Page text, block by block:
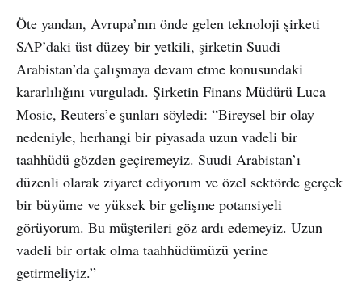
Öte yandan, Avrupa’nın önde gelen teknoloji şirketi
SAP’daki üst düzey bir yetkili, şirketin Suudi
Arabistan’da çalışmaya devam etme konusundaki
kararlılığını vurguladı. Şirketin Finans Müdürü Luca
Mosic, Reuters’e şunları söyledi: “Bireysel bir olay
nedeniyle, herhangi bir piyasada uzun vadeli bir
taahhüdü gözden geçiremeyiz. Suudi Arabistan’ı
düzenli olarak ziyaret ediyorum ve özel sektörde gerçek
bir büyüme ve yüksek bir gelişme potansiyeli
görüyorum. Bu müşterileri göz ardı edemeyiz. Uzun
vadeli bir ortak olma taahhüdümüzü yerine
getirmeliyiz.”